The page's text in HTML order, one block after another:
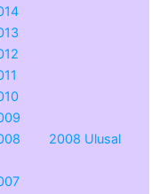
2008 Ulusal